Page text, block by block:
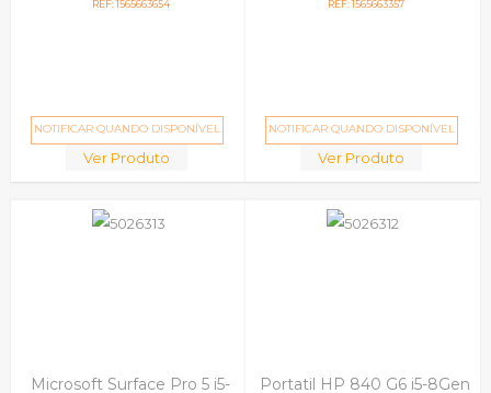
REF: 1565663654
NOTIFICAR QUANDO DISPONÍVEL
Ver Produto
REF: 1565663357
NOTIFICAR QUANDO DISPONÍVEL
Ver Produto
Microsoft Surface Pro 5 i5-
Portatil HP 840 G6 i5-8Gen